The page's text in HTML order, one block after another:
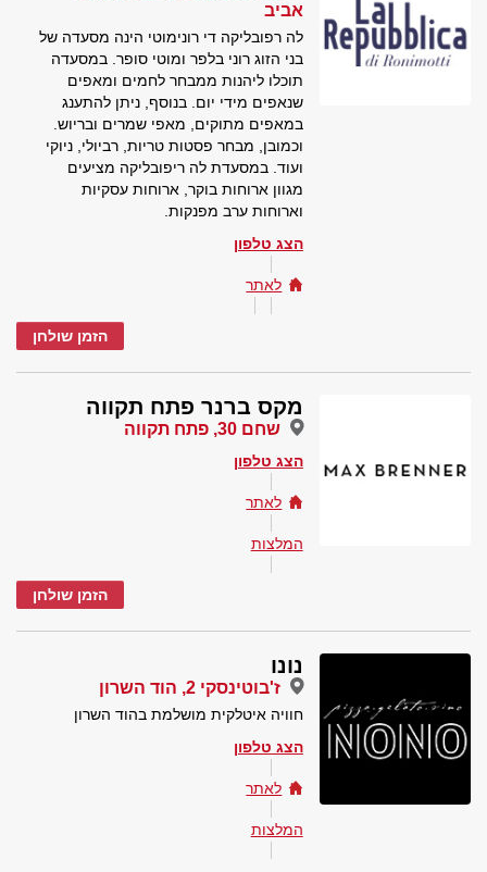
אביב
לה רפובליקה די רונימוטי הינה מסעדה של
בני הזוג רוני בלפר ומוטי סופר. במסעדה
תוכלו ליהנות ממבחר לחמים ומאפים
שנאפים מידי יום. בנוסף, ניתן להתענג
במאפים מתוקים, מאפי שמרים ובריוש.
וכמובן, מבחר פסטות טריות, רביולי, ניוקי
ועוד. במסעדת לה ריפובליקה מציעים
מגוון ארוחות בוקר, ארוחות עסקיות
וארוחות ערב מפנקות.
הצג טלפון
לאתר
הזמן שולחן
מקס ברנר פתח תקווה
שחם 30, פתח תקווה
הצג טלפון
לאתר
המלצות
הזמן שולחן
נונו
ז'בוטינסקי 2, הוד השרון
חוויה איטלקית מושלמת בהוד השרון
הצג טלפון
לאתר
המלצות